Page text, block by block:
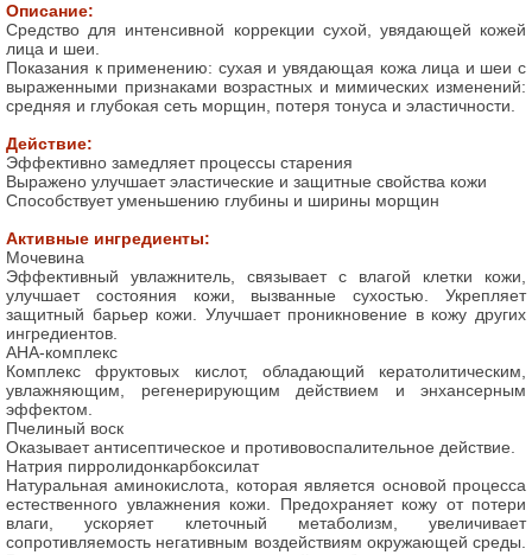
Описание:
Средство для интенсивной коррекции сухой, увядающей кожей
лица и шеи.
Показания к применению: сухая и увядающая кожа лица и шеи с
выраженными признаками возрастных и мимических изменений:
средняя и глубокая сеть морщин, потеря тонуса и эластичности.
Действие:
Эффективно замедляет процессы старения
Выражено улучшает эластические и защитные свойства кожи
Способствует уменьшению глубины и ширины морщин
Активные ингредиенты:
Мочевина
Эффективный увлажнитель, связывает с влагой клетки кожи,
улучшает состояния кожи, вызванные сухостью. Укрепляет
защитный барьер кожи. Улучшает проникновение в кожу других
ингредиентов.
AHA-комплекс
Комплекс фруктовых кислот, обладающий кератолитическим,
увлажняющим, регенерирующим действием и энхансерным
эффектом.
Пчелиный воск
Оказывает антисептическое и противовоспалительное действие.
Натрия пирролидонкарбоксилат
Натуральная аминокислота, которая является основой процесса
естественного увлажнения кожи. Предохраняет кожу от потери
влаги, ускоряет клеточный метаболизм, увеличивает
сопротивляемость негативным воздействиям окружающей среды.